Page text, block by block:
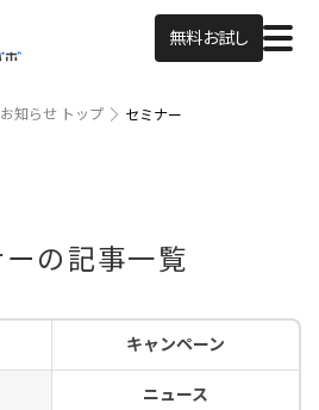
無料お試し
お知らせ トップ セミナー
の記事一覧
キャンペーン
ニュース